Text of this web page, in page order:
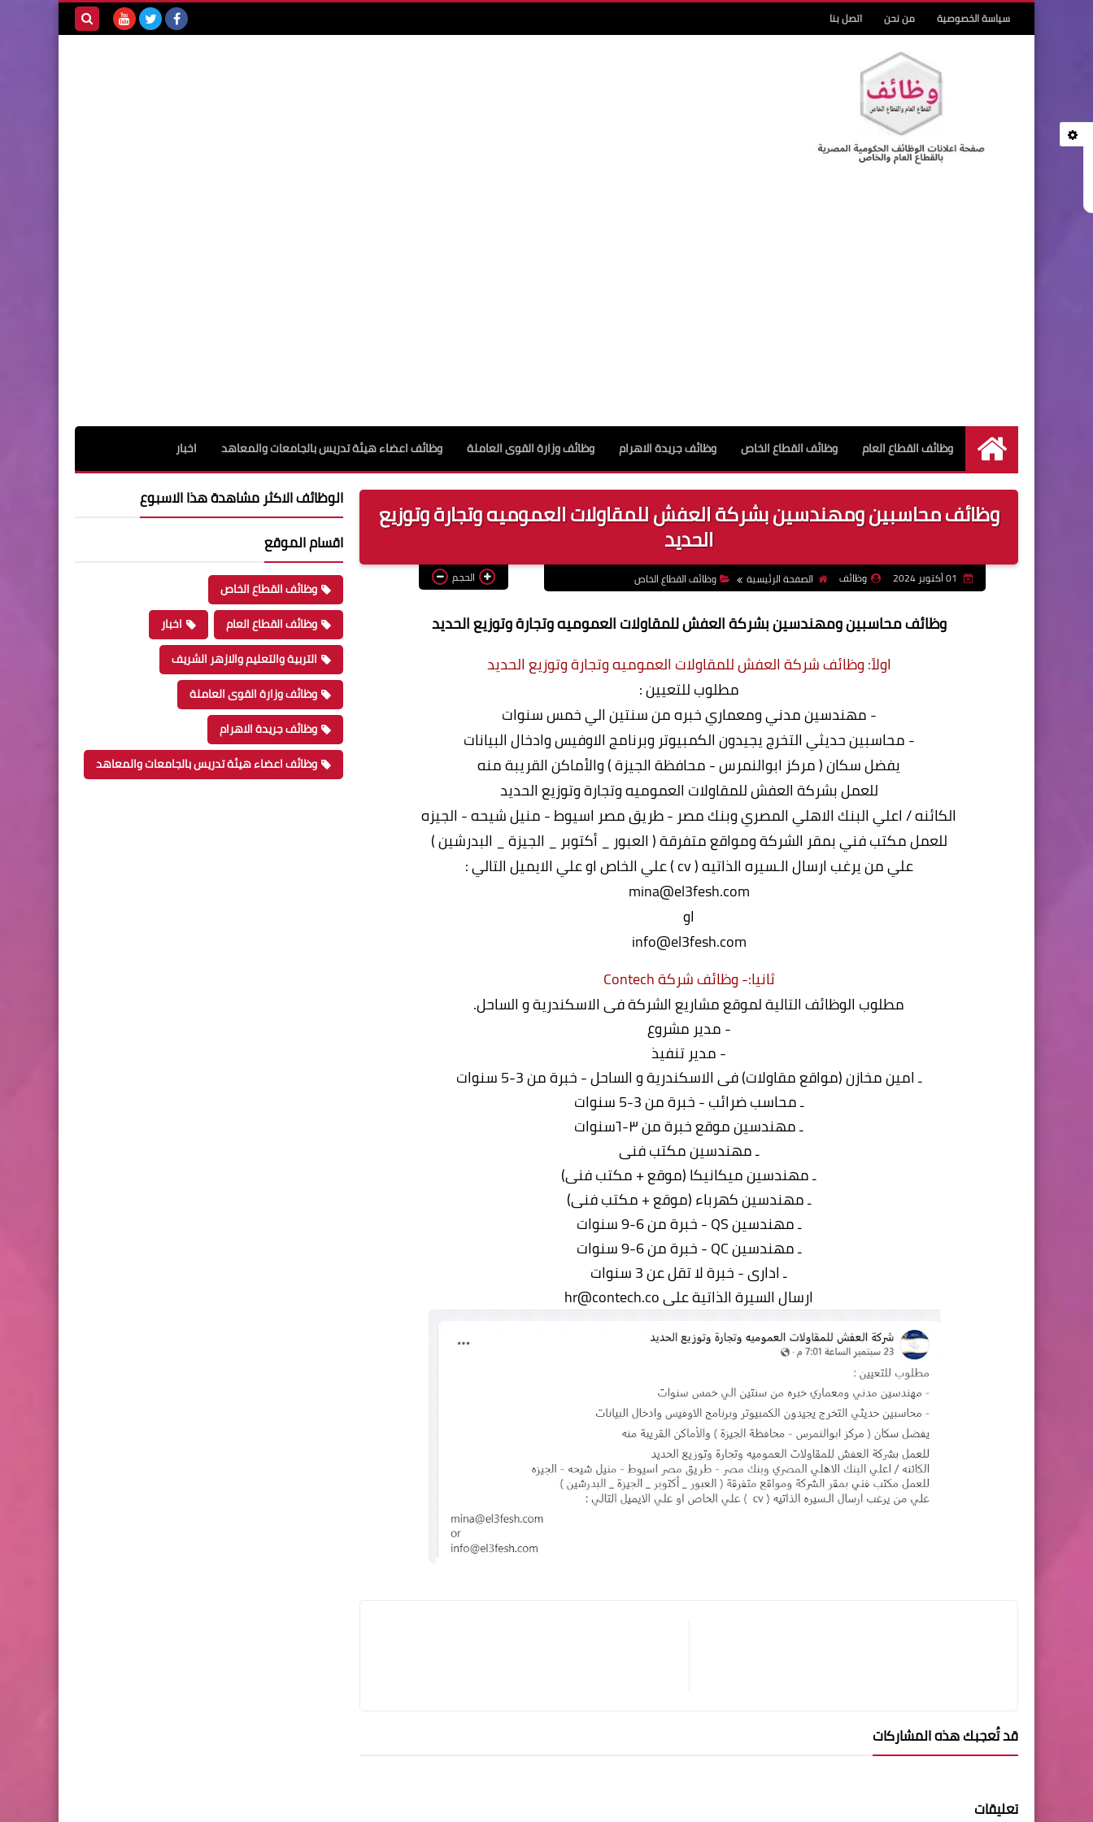
سياسة الخصوصية من نحن اتصل بنا
الرئيسية
وظائف القطاع العام وظائف القطاع الخاص وظائف جريدة الاهرام وظائف وزارة القوى العاملة وظائف اعضاء هيئة تدريس بالجامعات والمعاهد اخبار
وظائف محاسبين ومهندسين بشركة العفش للمقاولات العموميه وتجارة وتوزيع
الحديد
وظائف الصفحة الرئيسية وظائف القطاع الخاص الحجم
وظائف محاسبين ومهندسين بشركة العفش للمقاولات العموميه وتجارة وتوزيع الحديد
اولاً: وظائف شركة العفش للمقاولات العموميه وتجارة وتوزيع الحديد
مطلوب للتعيين :
- مهندسين مدني ومعماري خبره من سنتين الي خمس سنوات
- محاسبين حديثي التخرج يجيدون الكمبيوتر وبرنامج الاوفيس وادخال البيانات
يفضل سكان ( مركز ابوالنمرس - محافظة الجيزة ) والأماكن القريبة منه
للعمل بشركة العفش للمقاولات العموميه وتجارة وتوزيع الحديد
الكائنه / اعلي البنك الاهلي المصري وبنك مصر - طريق مصر اسيوط - منيل شيحه - الجيزه
للعمل مكتب فني بمقر الشركة ومواقع متفرقة ( العبور _ أكتوبر _ الجيزة _ البدرشين )
علي من يرغب ارسال الـسيره الذاتيه ( cv ) علي الخاص او علي الايميل التالي :
mina@el3fesh.com
او
info@el3fesh.com
ثانيا:- وظائف شركة Contech
مطلوب الوظائف التالية لموقع مشاريع الشركة فى الاسكندرية و الساحل.
- مدير مشروع
- مدير تنفيذ
ـ امين مخازن (مواقع مقاولات) فى الاسكندرية و الساحل - خبرة من 3-5 سنوات
ـ محاسب ضرائب - خبرة من 3-5 سنوات
ـ مهندسين موقع خبرة من ٣-٦سنوات
ـ مهندسين مكتب فنى
ـ مهندسين ميكانيكا (موقع + مكتب فنى)
ـ مهندسين كهرباء (موقع + مكتب فنى)
ـ مهندسين QS - خبرة من 6-9 سنوات
ـ مهندسين QC - خبرة من 6-9 سنوات
ـ ادارى - خبرة لا تقل عن 3 سنوات
ارسال السيرة الذاتية على hr@contech.co
قد تُعجبك هذه المشاركات
تعليقات
الوظائف الاكثر مشاهدة هذا الاسبوع
اقسام الموقع
وظائف القطاع الخاص
وظائف القطاع العام
اخبار
التربية والتعليم والازهر الشريف
وظائف وزارة القوى العاملة
وظائف جريدة الاهرام
وظائف اعضاء هيئة تدريس بالجامعات والمعاهد